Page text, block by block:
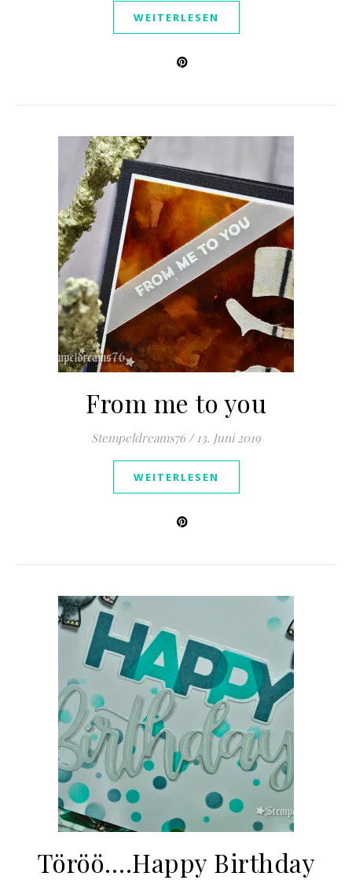
WEITERLESEN
From me to you
Stempeldreams76 / 13. Juni 2019
WEITERLESEN
Töröö….Happy Birthday